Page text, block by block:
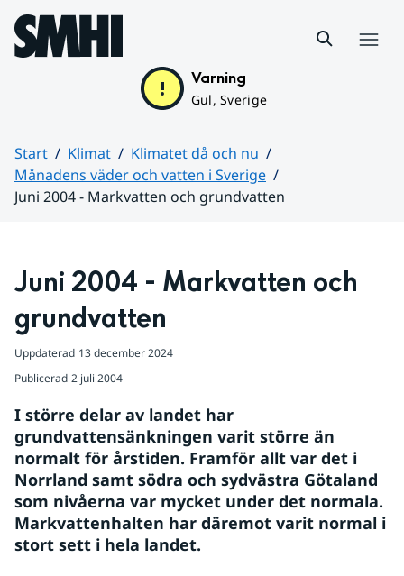
Hoppa till sidans innehåll
Varning
Gul, Sverige
Start Klimat
Klimatet då och nu
Månadens väder och vatten i Sverige
Juni 2004 - Markvatten och grundvatten
Juni 2004 - Markvatten och
grundvatten
Uppdaterad 13 december 2024
Publicerad 2 juli 2004
I större delar av landet har
grundvattensänkningen varit större än
normalt för årstiden. Framför allt var det i
Norrland samt södra och sydvästra Götaland
som nivåerna var mycket under det normala.
Markvattenhalten har däremot varit normal i
stort sett i hela landet.